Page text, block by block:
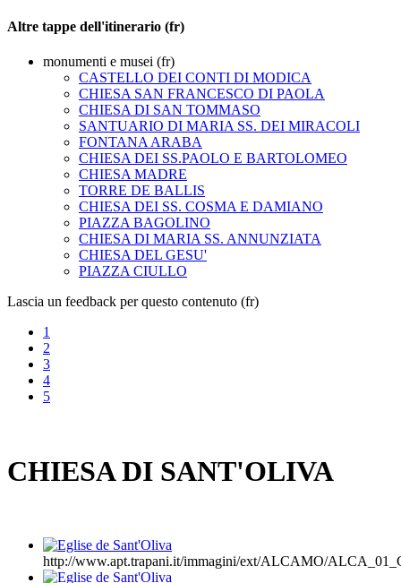
Altre tappe dell'itinerario (fr)
monumenti e musei (fr)
CASTELLO DEI CONTI DI MODICA
CHIESA SAN FRANCESCO DI PAOLA
CHIESA DI SAN TOMMASO
SANTUARIO DI MARIA SS. DEI MIRACOLI
FONTANA ARABA
CHIESA DEI SS.PAOLO E BARTOLOMEO
CHIESA MADRE
TORRE DE BALLIS
CHIESA DEI SS. COSMA E DAMIANO
PIAZZA BAGOLINO
CHIESA DI MARIA SS. ANNUNZIATA
CHIESA DEL GESU'
PIAZZA CIULLO
Lascia un feedback per questo contenuto (fr)
1
2
3
4
5
CHIESA DI SANT'OLIVA
http://www.apt.trapani.it/immagini/ext/ALCAMO/